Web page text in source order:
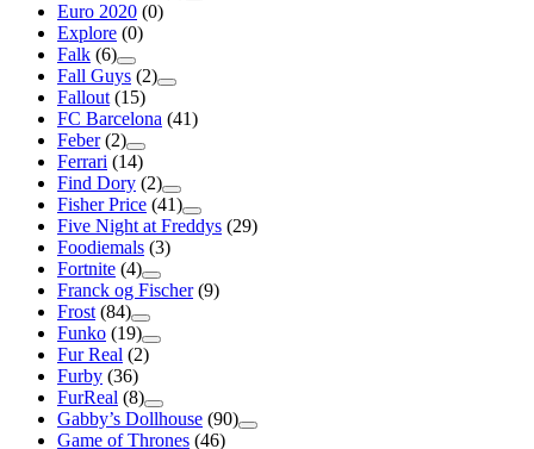
Euro 2020 (0)
Explore (0)
Falk (6)
Fall Guys (2)
Fallout (15)
FC Barcelona (41)
Feber (2)
Ferrari (14)
Find Dory (2)
Fisher Price (41)
Five Night at Freddys (29)
Foodiemals (3)
Fortnite (4)
Franck og Fischer (9)
Frost (84)
Funko (19)
Fur Real (2)
Furby (36)
FurReal (8)
Gabby’s Dollhouse (90)
Game of Thrones (46)